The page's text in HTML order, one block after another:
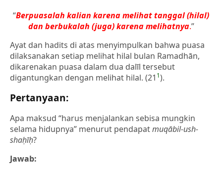
“Berpuasalah kalian karena melihat tanggal (hilal)
dan berbukalah (juga) karena melihatnya.”
Ayat dan hadits di atas menyimpulkan bahwa puasa
dilaksanakan setiap melihat hilal bulan Ramadhān,
dikarenakan puasa dalam dua dalīl tersebut
digantungkan dengan melihat hilal. (21 1).
Pertanyaan:
Apa maksud “harus menjalankan sebisa mungkin
selama hidupnya” menurut pendapatmuqābil-ush-
shaḥīḥ?
Jawab: